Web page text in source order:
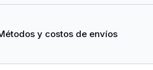
y costos de envíos